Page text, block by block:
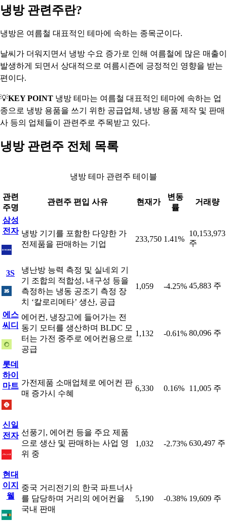
냉방 관련주란?
냉방은 여름철 대표적인 테마에 속하는 종목군이다.
날씨가 더워지면서 냉방 수요 증가로 인해 여름철에 많은 매출이
발생하게 되면서 상대적으로 여름시즌에 긍정적인 영향을 받는
편이다.
💡KEY POINT 냉방 테마는 여름철 대표적인 테마에 속하는 업
종으로 냉방 용품을 쓰기 위한 공급업체, 냉방 용품 제작 및 판매
사 등의 업체들이 관련주로 주목받고 있다.
냉방 관련주 전체 목록
냉방 테마 관련주 테이블
관련
주명
관련주 편입 사유 현재가
변동
률
거래량
삼성
전자 냉방 기기를 포함한 다양한 가
전제품을 판매하는 기업
233,750 1.41%
10,153,973
주
3S
냉난방 능력 측정 및 실네외 기
기 조합의 적합성, 내구성 등을
측정하는 냉동 공조기 측정 장
치 ‘칼로리메타’ 생산, 공급
1,059 -4.25% 45,883 주
에스
씨디
에어컨, 냉장고에 들어가는 전
동기 모터를 생산하며 BLDC 모
터는 가전 중주로 에어컨용으로
공급
1,132 -0.61% 80,096 주
롯데
하이
마트 가전제품 소매업체로 에어컨 판
매 증가시 수혜
6,330 0.16% 11,005 주
신일
전자 선풍기, 에어컨 등을 주요 제품
으로 생산 및 판매하는 사업 영
위 중
1,032 -2.73% 630,497 주
현대
이지
웰
중국 거리전기의 한국 파트너사
를 담당하며 거리의 에어컨을
국내 판매
5,190 -0.38% 19,609 주